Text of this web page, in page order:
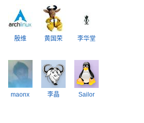
殷维 黄国荣 李华堂
maonx 李晶 Sailor